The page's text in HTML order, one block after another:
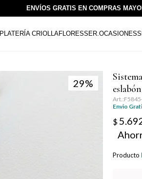
ENVÍOS GRATIS EN COMPRAS
PLATERÍA CRIOLLAFLORESSER.OCASIONES
29
Envio
$
Producto